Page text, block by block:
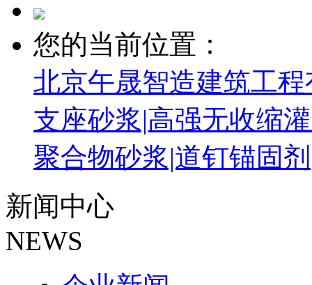
您的当前位置：
北京午晟智造建筑工
支座砂浆|高强无收缩
聚合物砂浆|道钉锚固剂
新闻中心
NEWS